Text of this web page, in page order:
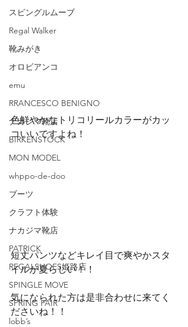
スピングルムーブ
Regal Walker
靴みがき
オロビアンコ
emu
RRANCESCO BENIGNO
ナカジマ靴店
BIRKENSTOCK
MON MODEL
whppo-de-doo
ブーツ
クラフト体験
ナカジマ靴店
PATRICK
REGALSHOES姫路店
SPINGLE MOVE
SPRING FAIR
lobb’s
色鮮やかなトリコリールカラーがカッ
コいいですよね！
短丈パンツなどキレイ目で爽やかスタ
イルが夏らしい！！
気になられた方は是非合わせに来てく
ださいね！！